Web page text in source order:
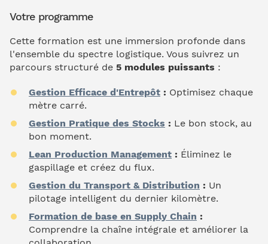
Votre programme
Cette formation est une immersion profonde dans
l'ensemble du spectre logistique. Vous suivrez un
parcours structuré de 5 modules puissants :
Gestion Efficace d'Entrepôt : Optimisez chaque
mètre carré.
Gestion Pratique des Stocks : Le bon stock, au
bon moment.
Lean Production Management : Éliminez le
gaspillage et créez du flux.
Gestion du Transport & Distribution : Un
pilotage intelligent du dernier kilomètre.
Formation de base en Supply Chain :
Comprendre la chaîne intégrale et améliorer la